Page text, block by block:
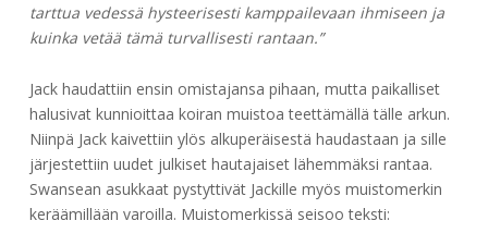
tarttua vedessä hysteerisesti kamppailevaan ihmiseen ja
kuinka vetää tämä turvallisesti rantaan.”
Jack haudattiin ensin omistajansa pihaan, mutta paikalliset
halusivat kunnioittaa koiran muistoa teettämällä tälle arkun.
Niinpä Jack kaivettiin ylös alkuperäisestä haudastaan ja sille
järjestettiin uudet julkiset hautajaiset lähemmäksi rantaa.
Swansean asukkaat pystyttivät Jackille myös muistomerkin
keräämillään varoilla. Muistomerkissä seisoo teksti: